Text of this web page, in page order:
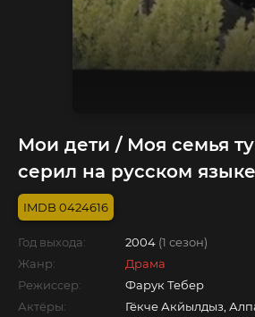
Мои дети / Моя семья
серил на русском языке
0424616
Год выхода: 2004 (1 сезон)
Жанр:
Драма
Режиссер:
Фарук Тебер
Актёры:
Гёкче Акйылдыз,